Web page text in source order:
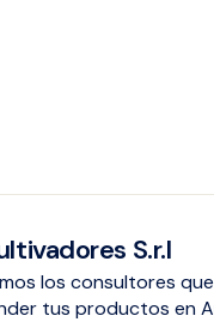
S.r.l
los consultores
tus productos en